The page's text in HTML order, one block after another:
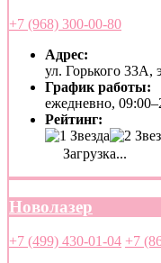
+7 (968) 300-00-80
Адрес:
ул. Горького 33А,
График работы:
ежедневно,
Рейтинг:
Загрузка...
Новолазер
+7 (499) 430-01-04 +7